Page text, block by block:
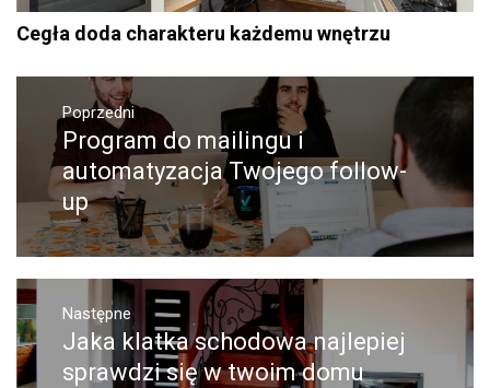
Cegła doda charakteru każdemu wnętrzu
Nawigacja
wpisu
Poprzedni
Poprzedni
wpis:
Program do mailingu i
automatyzacja Twojego follow-
up
Następne
Następny
post:
Jaka klatka schodowa najlepiej
sprawdzi się w twoim domu